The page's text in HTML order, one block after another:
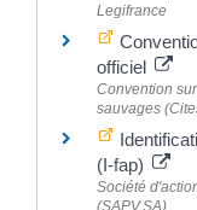
Legifrance
officiel
Convention
sauvages
(I-fap)
Société
(SAPV.SA)